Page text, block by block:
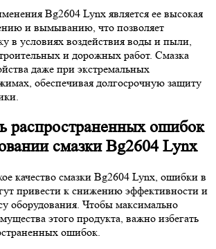
Bg2604 Lynx является ее высокая
и вымыванию, что позволяет
в условиях воздействия воды и пыли,
и дорожных работ. Смазка
даже при экстремальных
обеспечивая долгосрочную защиту
распространенных ошибок
смазки Bg2604 Lynx
качество смазки Bg2604 Lynx, ошибки в
привести к снижению эффективности и
оборудования. Чтобы максимально
этого продукта, важно избегать
ошибок.